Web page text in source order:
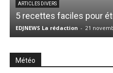
ARTICLES DIVERS
5 recettes faciles pour
EDJNEWS La rédaction - 21
Météo